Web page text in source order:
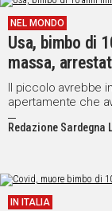
NEL MONDO
Usa, bimbo di
massa,
Il piccolo avrebbe
apertamente che
Redazione Sardegna
IN ITALIA